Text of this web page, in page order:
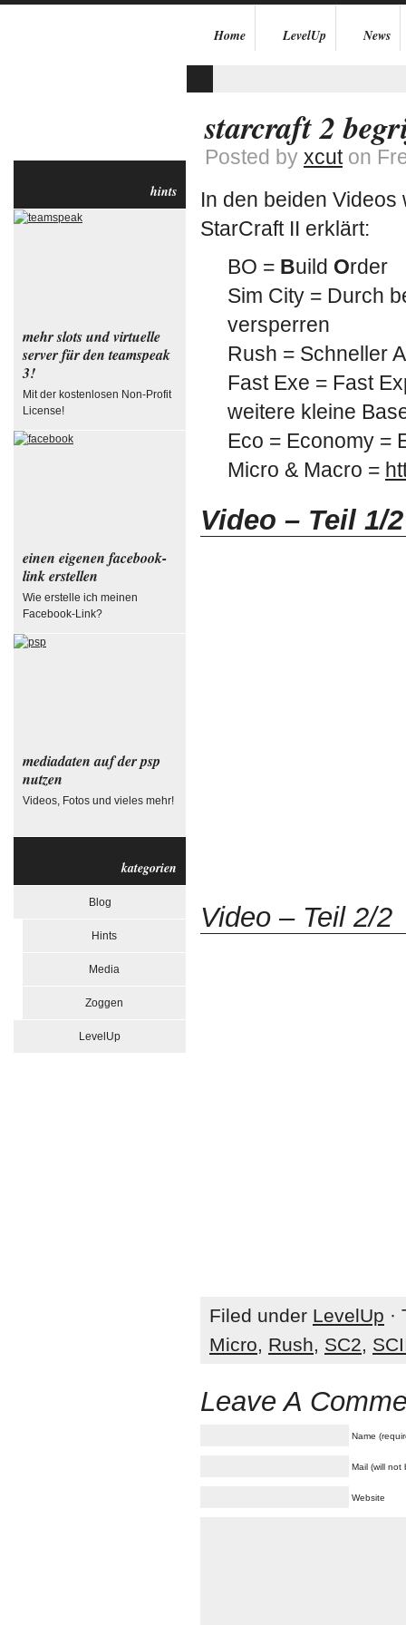
Home LevelUp News
starcraft 2
Posted by xcuton
In den beiden
StarCraft II erklärt:
BO = Build Order
Sim City = Durch
versperren
Rush = Schneller
Fast Exe = Fast
weitere kleine
Eco = Economy =
Micro & Macro =
Video – Teil 1/2
Video – Teil 2/2
Filed under LevelUp ·
Micro, Rush, SC2,
Leave A
Name
Mail (will not
Website
hints
mehr slots und virtuelle
server für den teamspeak
3!
Mit der kostenlosen Non-Profit
License!
einen eigenen facebook-
link erstellen
Wie erstelle ich meinen
Facebook-Link?
mediadaten auf der psp
nutzen
Videos, Fotos und vieles mehr!
kategorien
Blog
Hints
Media
Zoggen
LevelUp